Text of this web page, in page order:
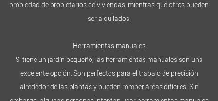
propiedad de propietarios de viviendas, mientras que otros pueden
ser alquilados.
Herramientas manuales
Si tiene un jardín pequeño, las herramientas manuales son una
excelente opción. Son perfectos para el trabajo de precisión
alrededor de las plantas y pueden romper áreas difíciles. Sin